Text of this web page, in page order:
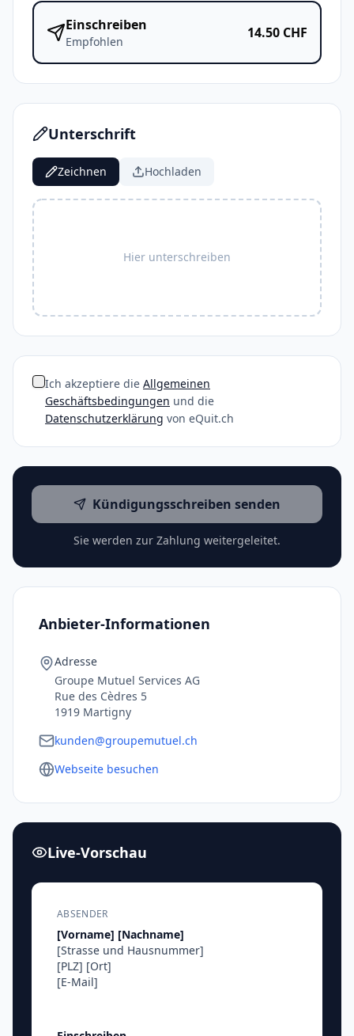
Einschreiben
Empfohlen
14.50 CHF
Unterschrift
Zeichnen Hochladen
Hier unterschreiben
Ich akzeptiere die Allgemeinen
Geschäftsbedingungen und die
Datenschutzerklärung von eQuit.ch
Kündigungsschreiben senden
Sie werden zur Zahlung weitergeleitet.
Anbieter-Informationen
Adresse
Groupe Mutuel Services AG
Rue des Cèdres 5
1919 Martigny
kunden@groupemutuel.ch
Webseite besuchen
Live-Vorschau
ABSENDER
[Vorname] [Nachname]
[Strasse und Hausnummer]
[PLZ] [Ort]
[E-Mail]